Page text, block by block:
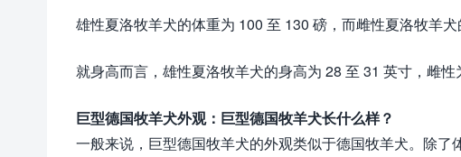
雄性夏洛牧羊犬的体重为 100 至 130 磅，而雌性夏洛牧羊犬
就身高而言，雄性夏洛牧羊犬的身高为 28 至 31 英寸，雌性
巨型德国牧羊犬外观：巨型德国牧羊犬长什么样？
一般来说，巨型德国牧羊犬的外观类似于德国牧羊犬。除